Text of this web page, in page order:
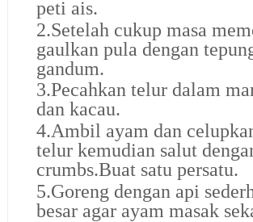
peti ais.
2.Setelah cukup masa
gaulkan pula dengan
gandum.
3.Pecahkan telur dalam
dan kacau.
4.Ambil ayam dan
telur kemudian salut
crumbs.Buat satu persatu.
5.Goreng dengan api
besar agar ayam masak